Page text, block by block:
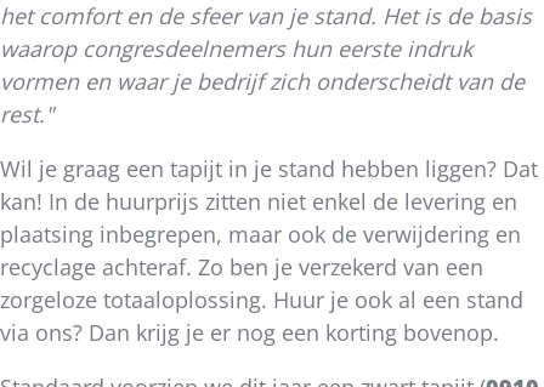
het comfort en de sfeer van je stand. Het is de basis
waarop congresdeelnemers hun eerste indruk
vormen en waar je bedrijf zich onderscheidt van de
rest."
Wil je graag een tapijt in je stand hebben liggen? Dat
kan! In de huurprijs zitten niet enkel de levering en
plaatsing inbegrepen, maar ook de verwijdering en
recyclage achteraf. Zo ben je verzekerd van een
zorgeloze totaaloplossing. Huur je ook al een stand
via ons? Dan krijg je er nog een korting bovenop.